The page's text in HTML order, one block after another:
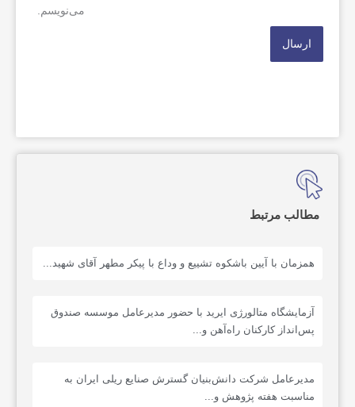
مطالب مرتبط
همزمان با آیین باشکوه تشییع و وداع با پیکر مطهر آقای شهید...
آزمایشگاه متالورژی ایرید با حضور مدیرعامل موسسه صندوق
پس‌انداز کارکنان راه‌آهن و...
‌مدیرعامل شرکت دانش‌بنیان گسترش صنایع ریلی ایران به
مناسبت هفته پژوهش و...
می‌نویسم.